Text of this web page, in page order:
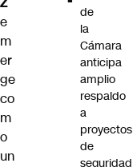
e
m
er
ge
co
m
o
un
de
la
Cámara
anticipa
amplio
respaldo
a
proyectos
de
seguridad